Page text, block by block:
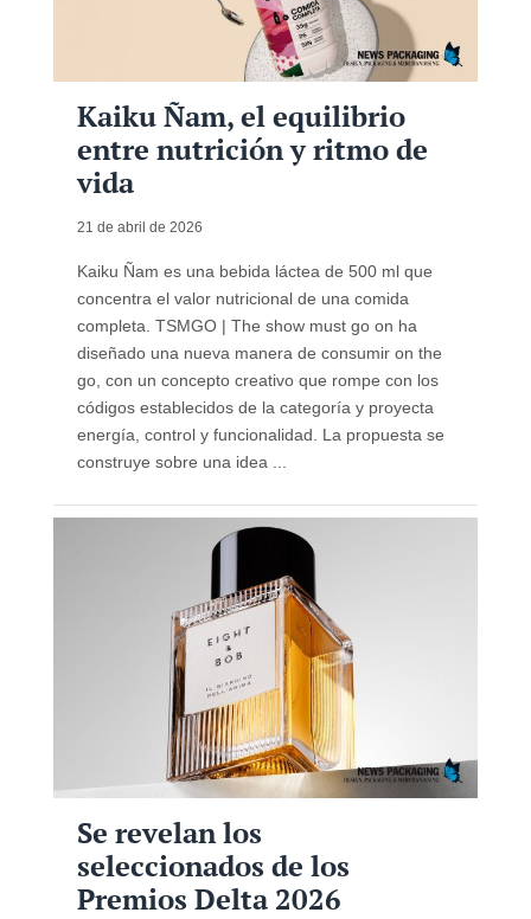
Kaiku Ñam, el equilibrio
entre nutrición y ritmo de
vida
21 de abril de 2026
Kaiku Ñam es una bebida láctea de 500 ml que
concentra el valor nutricional de una comida
completa. TSMGO | The show must go on ha
diseñado una nueva manera de consumir on the
go, con un concepto creativo que rompe con los
códigos establecidos de la categoría y proyecta
energía, control y funcionalidad. La propuesta se
construye sobre una idea ...
Se revelan los
seleccionados de los
Premios Delta 2026